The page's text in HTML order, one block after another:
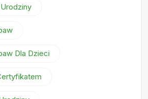
Dla Dzieci